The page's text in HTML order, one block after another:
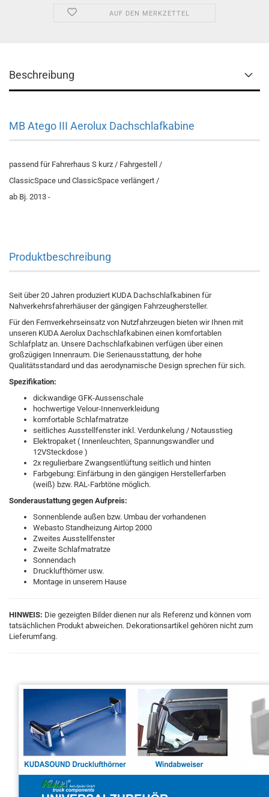
AUF DEN MERKZETTEL
Beschreibung
MB Atego III Aerolux Dachschlafkabine
passend für Fahrerhaus S kurz / Fahrgestell /
ClassicSpace und ClassicSpace verlängert /
ab Bj. 2013 -
Produktbeschreibung
Seit über 20 Jahren produziert KUDA Dachschlafkabinen für
Nahverkehrsfahrerhäuser der gängigen Fahrzeughersteller.
Für den Fernverkehrseinsatz von Nutzfahrzeugen bieten wir Ihnen mit
unseren KUDA Aerolux Dachschlafkabinen einen komfortablen
Schlafplatz an. Unsere Dachschlafkabinen verfügen über einen
großzügigen Innenraum. Die Serienausstattung, der hohe
Qualitätsstandard und das aerodynamische Design sprechen für sich.
Spezifikation:
dickwandige GFK-Aussenschale
hochwertige Velour-Innenverkleidung
komfortable Schlafmatratze
seitliches Ausstellfenster inkl. Verdunkelung / Notausstieg
Elektropaket ( Innenleuchten, Spannungswandler und
12VSteckdose )
2x regulierbare Zwangsentlüftung seitlich und hinten
Farbgebung: Einfärbung in den gängigen Herstellerfarben
(weiß) bzw. RAL-Farbtöne möglich.
Sonderaustattung gegen Aufpreis:
Sonnenblende außen bzw. Umbau der vorhandenen
Webasto Standheizung Airtop 2000
Zweites Ausstellfenster
Zweite Schlafmatratze
Sonnendach
Drucklufthörner usw.
Montage in unserem Hause
HINWEIS: Die gezeigten Bilder dienen nur als Referenz und können vom
tatsächlichen Produkt abweichen. Dekorationsartikel gehören nicht zum
Lieferumfang.